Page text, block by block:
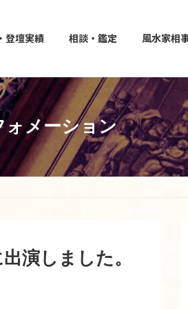
登壇実績 相談・鑑定 風水家相
ォメーション
演しました。